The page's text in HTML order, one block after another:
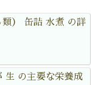
類） 缶詰 水煮 の詳
生 の主要な栄養成